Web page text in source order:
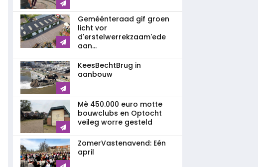
Geméénteraad gif groen
licht vor
d'erstelwerrekzaam'ede
aan...
KeesBechtBrug in
aanbouw
Mè 450.000 euro motte
bouwclubs en Optocht
veileg worre gesteld
ZomerVastenavend: Eén
april